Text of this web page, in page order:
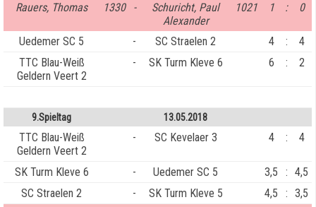
Rauers, Thomas
1330 -
Schuricht, Paul
Alexander
1021 1 : 0
Uedemer SC 5 - SC Straelen 2 4 :
4
TTC Blau-Weiß
Geldern Veert 2
- SK Turm Kleve 6 6 : 2
9.Spieltag 13.05.2018
TTC Blau-Weiß
Geldern Veert 2
- SC Kevelaer 3 4 : 4
SK Turm Kleve 6 - Uedemer SC 5 3,5 : 4,5
SC Straelen 2
- SK Turm Kleve 5 4,5 : 3,5